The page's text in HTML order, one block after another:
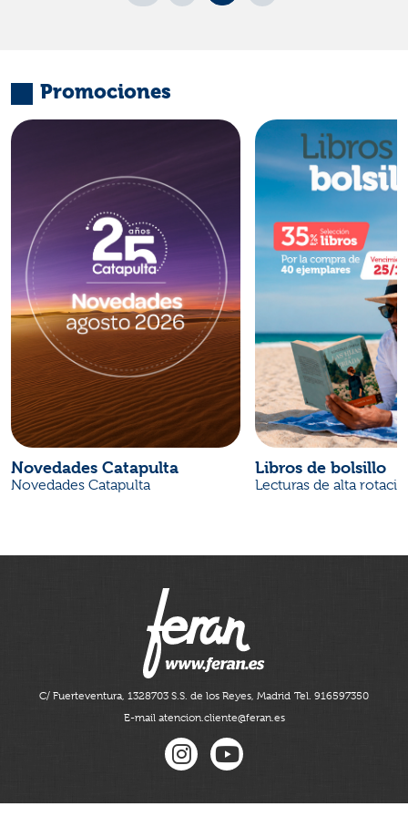
Promociones
Novedades Catapulta
Novedades Catapulta
Libros de bolsillo
Lecturas de alta
C/ Fuerteventura, 1328703 S.S. de los Reyes, Madrid Tel. 916597350
E-mail atencion.cliente@feran.es